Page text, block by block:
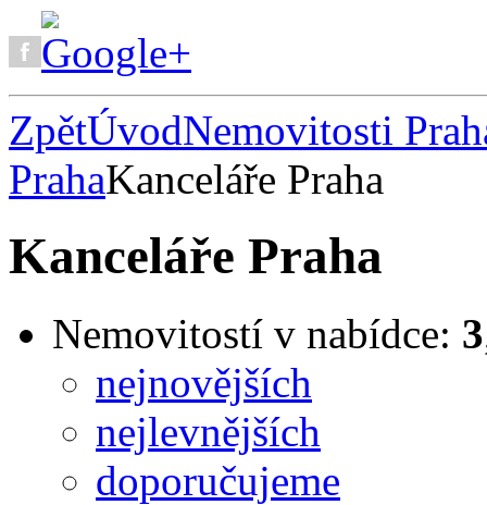
ZpětÚvodNemovitosti
PrahaKanceláře Praha
Kanceláře Praha
Nemovitostí v nabídce: 3
nejnovějších
nejlevnějších
doporučujeme